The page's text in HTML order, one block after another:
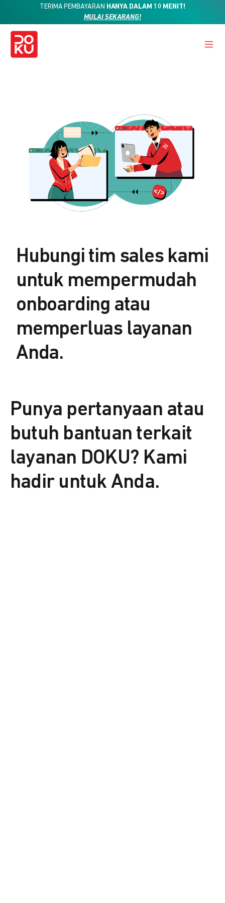
TERIMA PEMBAYARAN HANYA DALAM 10 MENIT!
MULAI SEKARANG!
Hubungi tim sales kami
untuk mempermudah
onboarding atau
memperluas layanan
Anda.
Punya pertanyaan atau
butuh bantuan terkait
layanan DOKU? Kami
hadir untuk Anda.